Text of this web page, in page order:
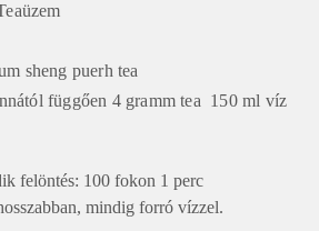
sheng puerh tea
függően 4 gramm tea 150 ml víz
felöntés: 100 fokon 1 perc
mindig forró vízzel.